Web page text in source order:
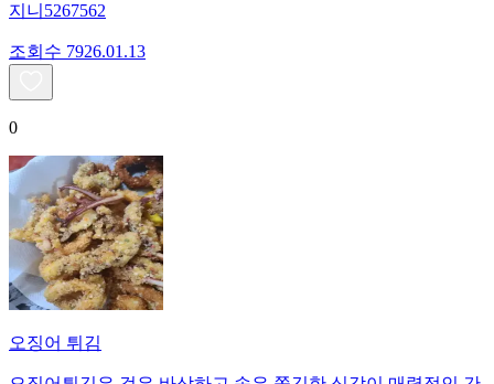
지니5267562
조회수 7926.01.13
0
오징어 튀김